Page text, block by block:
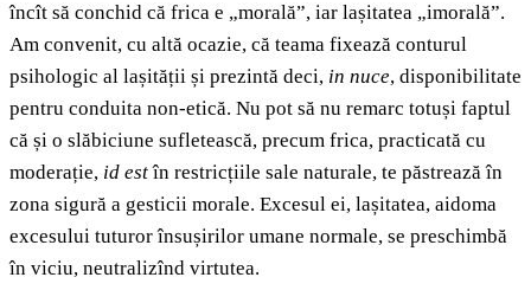
încît să conchid că frica e „morală”, iar lașitatea „imorală”.
Am convenit, cu altă ocazie, că teama fixează conturul
psihologic al lașității și prezintă deci, in nuce, disponibilitate
pentru conduita non-etică. Nu pot să nu remarc totuși faptul
că și o slăbiciune sufletească, precum frica, practicată cu
moderație, id estîn restricțiile sale naturale, te păstrează în
zona sigură a gesticii morale. Excesul ei, lașitatea, aidoma
excesului tuturor însușirilor umane normale, se preschimbă
în viciu, neutralizînd virtutea.